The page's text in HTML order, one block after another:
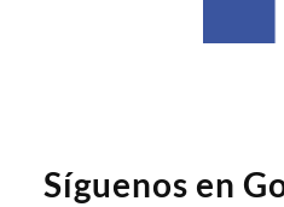
Síguenos en